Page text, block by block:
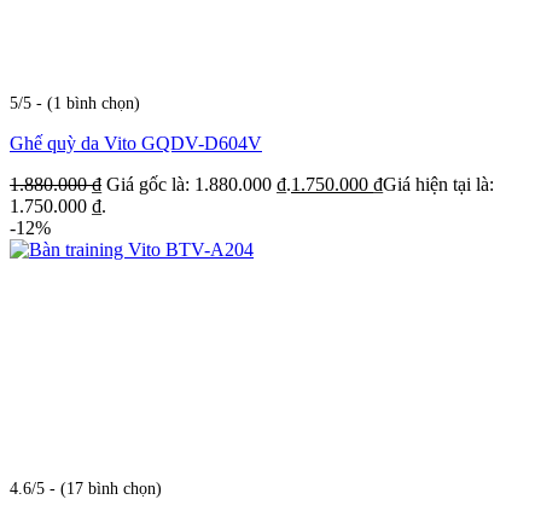
5/5 - (1 bình chọn)
Ghế quỳ da Vito GQDV-D604V
1.880.000₫ Giá gốc là: 1.880.000 ₫.1.750.000 ₫Giá hiện tại là:
1.750.000 ₫.
-12%
4.6/5 - (17 bình chọn)